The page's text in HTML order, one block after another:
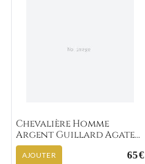
Chevalière Homme
Argent Guillard Agate
Noir
AJOUTER 65€